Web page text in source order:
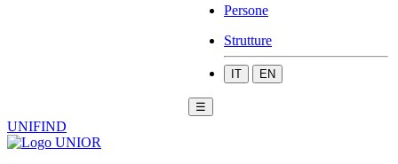
Persone
Strutture
IT EN
☰
UNIFIND